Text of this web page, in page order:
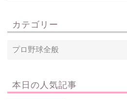
カテゴリー
本日の人気記事